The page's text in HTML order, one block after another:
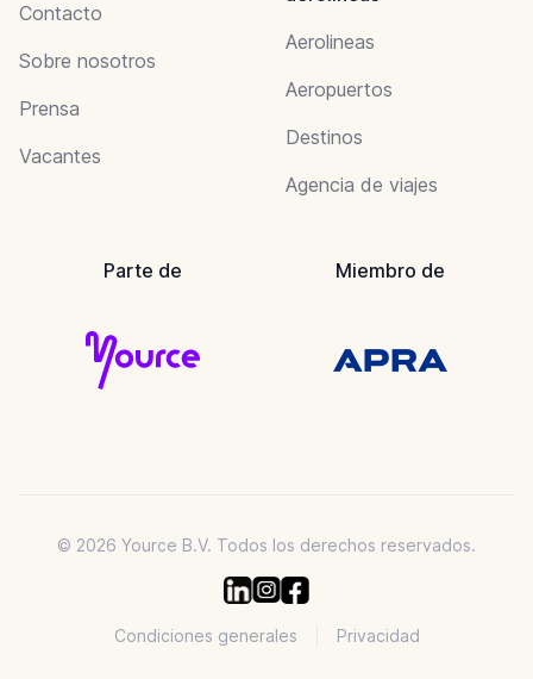
Contacto
Sobre nosotros
Prensa
Vacantes
Aerolineas
Aeropuertos
Destinos
Agencia de viajes
Parte de Miembro de
© 2026 Yource B.V. Todos los derechos reservados.
Condiciones generales Privacidad